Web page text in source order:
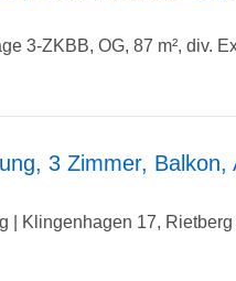
3-ZKBB, OG, 87 m², div.
3 Zimmer, Balkon,
| Klingenhagen 17,